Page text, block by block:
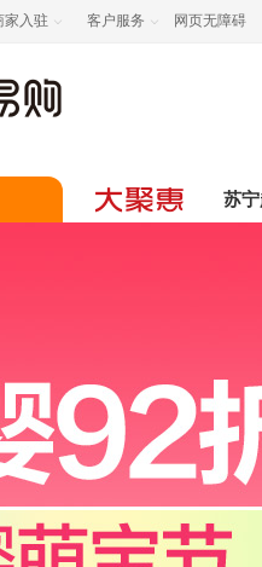
家入驻  客户服务  网页无障碍
苏